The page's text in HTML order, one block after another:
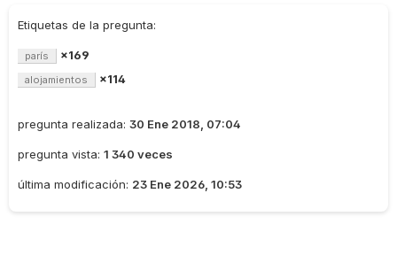
Etiquetas de la pregunta:
parís ×169
alojamientos ×114
pregunta realizada: 30 Ene 2018, 07:04
pregunta vista: 1 340 veces
última modificación: 23 Ene 2026, 10:53